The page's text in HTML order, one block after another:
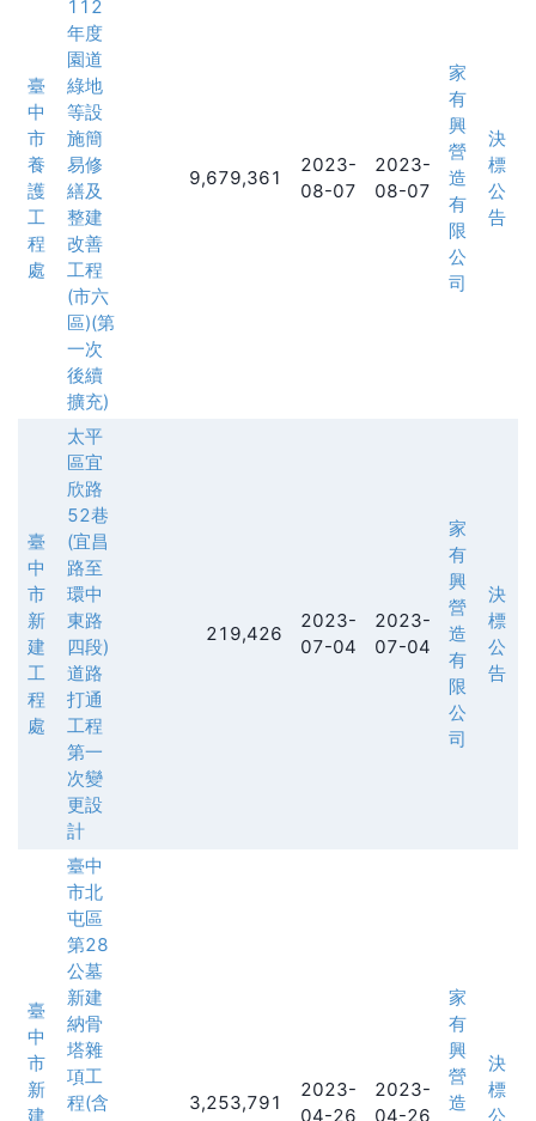
臺
中
市
養
護
工
程
處
112
年度
園道
綠地
等設
施簡
易修
繕及
整建
改善
工程
(市六
區)(第
一次
後續
擴充)
9,679,361
2023-
08-07
2023-
08-07
家
有
興
營
造
有
限
公
司
決
標
公
告
臺
中
市
新
建
工
程
處
太平
區宜
欣路
52巷
(宜昌
路至
環中
東路
四段)
道路
打通
工程
第一
次變
更設
計
219,426
2023-
07-04
2023-
07-04
家
有
興
營
造
有
限
公
司
決
標
公
告
臺
中
市
新
建
臺中
市北
屯區
第28
公墓
新建
納骨
塔雜
項工
程(含
3,253,791
2023-
04-26
2023-
04-26
家
有
興
營
造
決
標
公